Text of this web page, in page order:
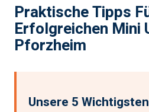
Praktische Tipps
Erfolgreichen Mini
Pforzheim
Unsere 5